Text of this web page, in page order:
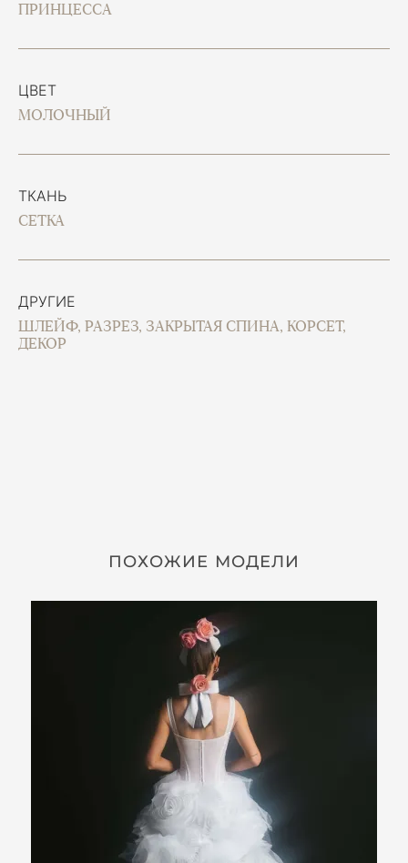
ПРИНЦЕССА
ЦВЕТ
МОЛОЧНЫЙ
ТКАНЬ
СЕТКА
ДРУГИЕ
ШЛЕЙФ, РАЗРЕЗ, ЗАКРЫТАЯ СПИНА, КОРСЕТ,
ДЕКОР
ПОХОЖИЕ МОДЕЛИ